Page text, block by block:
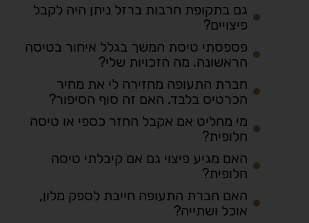
גם בתקופת חרבות ברזל ניתן היה לקבל
פיצויים?
פספסתי טיסת המשך בגלל איחור בטיסה
הראשונה. מה הזכויות שלי?
חברת התעופה מחזירה לי את מחיר
הכרטיס בלבד. האם זה סוף הסיפור?
מי מחליט אם אקבל החזר כספי או טיסה
חלופית?
האם מגיע פיצוי גם אם קיבלתי טיסה
חלופית?
האם חברת התעופה חייבת לספק מלון,
אוכל ושתייה?